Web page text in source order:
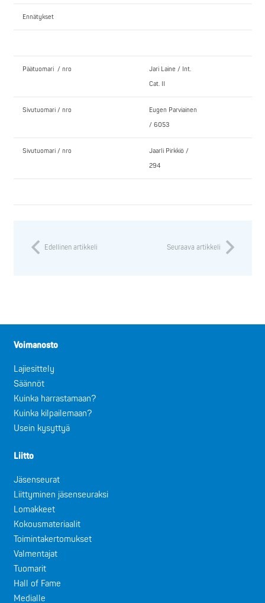
Ennätykset
Päätuomari / nro
Jari Laine / Int.
Cat. II
Sivutuomari / nro
Eugen Parviainen
/ 6053
Sivutuomari / nro
Jaarli Pirkkiö /
294
Edellinen artikkeli Seuraava artikkeli
Voimanosto
Lajiesittely
Säännöt
Kuinka harrastamaan?
Kuinka kilpailemaan?
Usein kysyttyä
Liitto
Jäsenseurat
Liittyminen jäsenseuraksi
Lomakkeet
Kokousmateriaalit
Toimintakertomukset
Valmentajat
Tuomarit
Hall of Fame
Medialle